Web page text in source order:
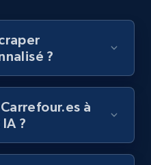
Collect YouTube
md5, Video url,
?
à
?